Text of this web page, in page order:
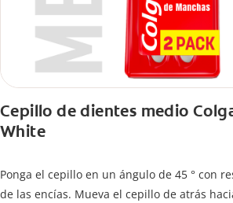
Cepillo de dientes medio
White
Ponga el cepillo en un ángulo de 45 ° con
de las encías. Mueva el cepillo de atrás